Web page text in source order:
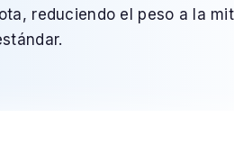
reduciendo el peso a la